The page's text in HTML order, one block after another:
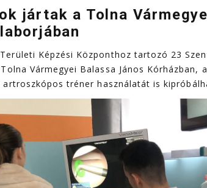
jártak a Tolna
Képzési Központhoz tartozó 23
Vármegyei Balassa János Kórházban,
tréner használatát is